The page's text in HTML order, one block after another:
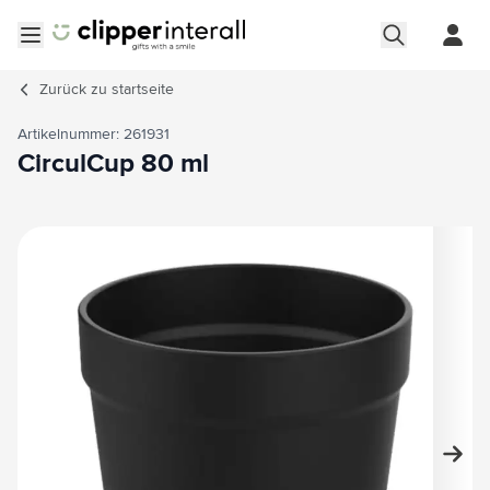
Zurück zu startseite
Artikelnummer: 261931
CirculCup 80 ml